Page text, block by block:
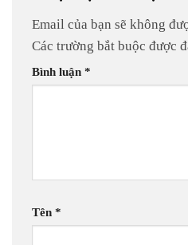
Email của bạn sẽ không
Các trường bắt buộc được
Bình luận *
Tên *